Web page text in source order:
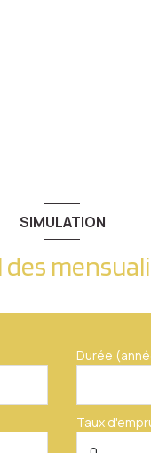
SIMULATION
des
Durée
Taux